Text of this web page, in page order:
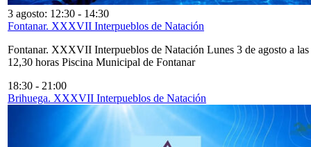
3 agosto: 12:30 - 14:30
Fontanar. XXXVII Interpueblos de Natación
Fontanar. XXXVII Interpueblos de Natación Lunes 3 de agosto a las
12,30 horas Piscina Municipal de Fontanar
18:30 - 21:00
Brihuega. XXXVII Interpueblos de Natación